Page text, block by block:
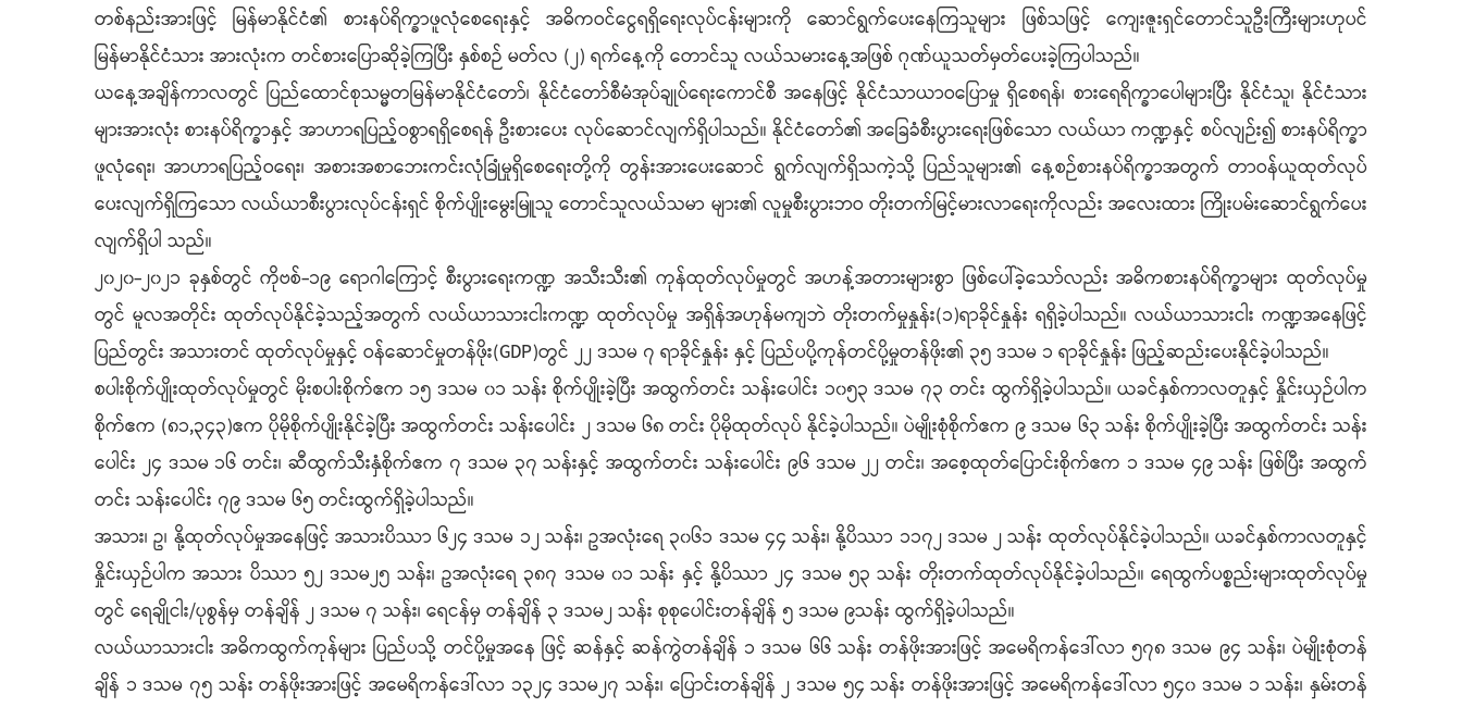
တစ်နည်းအားဖြင့် မြန်မာနိုင်ငံ၏ စားနပ်ရိက္ခာဖူလုံစေရေးနှင့် အဓိကဝင်ငွေရရှိရေးလုပ်ငန်းများကို ဆောင်ရွက်ပေးနေကြသူများ ဖြစ်သဖြင့် ကျေးဇူးရှင်တောင်သူဦးကြီးများဟုပင်
မြန်မာနိုင်ငံသား အားလုံးက တင်စားပြောဆိုခဲ့ကြပြီး နှစ်စဉ် မတ်လ (၂) ရက်နေ့ကို တောင်သူ လယ်သမားနေ့အဖြစ် ဂုဏ်ယူသတ်မှတ်ပေးခဲ့ကြပါသည်။
ယနေ့အချိန်ကာလတွင် ပြည်ထောင်စုသမ္မတမြန်မာနိုင်ငံတော်၊ နိုင်ငံတော်စီမံအုပ်ချုပ်ရေးကောင်စီ အနေဖြင့် နိုင်ငံသာယာဝပြောမှု ရှိစေရန်၊ စားရေရိက္ခာပေါများပြီး နိုင်ငံသူ၊ နိုင်ငံသား
များအားလုံး စားနပ်ရိက္ခာနှင့် အာဟာရပြည့်ဝစွာရရှိစေရန် ဦးစားပေး လုပ်ဆောင်လျက်ရှိပါသည်။ နိုင်ငံတော်၏ အခြေခံစီးပွားရေးဖြစ်သော လယ်ယာ ကဏ္ဍနှင့် စပ်လျဉ်း၍ စားနပ်ရိက္ခာ
ဖူလုံရေး၊ အာဟာရပြည့်ဝရေး၊ အစားအစာဘေးကင်းလုံခြုံမှုရှိစေရေးတို့ကို တွန်းအားပေးဆောင် ရွက်လျက်ရှိသကဲ့သို့ ပြည်သူများ၏ နေ့စဉ်စားနပ်ရိက္ခာအတွက် တာဝန်ယူထုတ်လုပ်
ပေးလျက်ရှိကြသော လယ်ယာစီးပွားလုပ်ငန်းရှင် စိုက်ပျိုးမွေးမြူသူ တောင်သူလယ်သမာ များ၏ လူမှုစီးပွားဘဝ တိုးတက်မြင့်မားလာရေးကိုလည်း အလေးထား ကြိုးပမ်းဆောင်ရွက်ပေး
လျက်ရှိပါ သည်။
၂၀၂၀-၂၀၂၁ ခုနှစ်တွင် ကိုဗစ်-၁၉ ရောဂါကြောင့် စီးပွားရေးကဏ္ဍ အသီးသီး၏ ကုန်ထုတ်လုပ်မှုတွင် အဟန့်အတားများစွာ ဖြစ်ပေါ်ခဲ့သော်လည်း အဓိကစားနပ်ရိက္ခာများ ထုတ်လုပ်မှု
တွင် မူလအတိုင်း ထုတ်လုပ်နိုင်ခဲ့သည့်အတွက် လယ်ယာသားငါးကဏ္ဍ ထုတ်လုပ်မှု အရှိန်အဟုန်မကျဘဲ တိုးတက်မှုနှုန်း(၁)ရာခိုင်နှုန်း ရရှိခဲ့ပါသည်။ လယ်ယာသားငါး ကဏ္ဍအနေဖြင့်
ပြည်တွင်း အသားတင် ထုတ်လုပ်မှုနှင့် ဝန်ဆောင်မှုတန်ဖိုး(GDP)တွင် ၂၂ ဒသမ ၇ ရာခိုင်နှုန်း နှင့် ပြည်ပပို့ကုန်တင်ပို့မှုတန်ဖိုး၏ ၃၅ ဒသမ ၁ ရာခိုင်နှုန်း ဖြည့်ဆည်းပေးနိုင်ခဲ့ပါသည်။
စပါးစိုက်ပျိုးထုတ်လုပ်မှုတွင် မိုးစပါးစိုက်ဧက ၁၅ ဒသမ ၀၁ သန်း စိုက်ပျိုးခဲ့ပြီး အထွက်တင်း သန်းပေါင်း ၁၀၅၃ ဒသမ ၇၃ တင်း ထွက်ရှိခဲ့ပါသည်။ ယခင်နှစ်ကာလတူနှင့် နှိုင်းယှဉ်ပါက
စိုက်ဧက (၈၁,၃၄၃)ဧက ပိုမိုစိုက်ပျိုးနိုင်ခဲ့ပြီး အထွက်တင်း သန်းပေါင်း ၂ ဒသမ ၆၈ တင်း ပိုမိုထုတ်လုပ် နိုင်ခဲ့ပါသည်။ ပဲမျိုးစုံစိုက်ဧက ၉ ဒသမ ၆၃ သန်း စိုက်ပျိုးခဲ့ပြီး အထွက်တင်း သန်း
ပေါင်း ၂၄ ဒသမ ၁၆ တင်း၊ ဆီထွက်သီးနှံစိုက်ဧက ၇ ဒသမ ၃၇ သန်းနှင့် အထွက်တင်း သန်းပေါင်း ၉၆ ဒသမ ၂၂ တင်း၊ အစေ့ထုတ်ပြောင်းစိုက်ဧက ၁ ဒသမ ၄၉ သန်း ဖြစ်ပြီး အထွက်
တင်း သန်းပေါင်း ၇၉ ဒသမ ၆၅ တင်းထွက်ရှိခဲ့ပါသည်။
အသား၊ ဥ၊ နို့ထုတ်လုပ်မှုအနေဖြင့် အသားပိဿာ ၆၂၄ ဒသမ ၁၂ သန်း၊ ဥအလုံးရေ ၃၀၆၁ ဒသမ ၄၄ သန်း၊ နို့ပိဿာ ၁၁၇၂ ဒသမ ၂ သန်း ထုတ်လုပ်နိုင်ခဲ့ပါသည်။ ယခင်နှစ်ကာလတူနှင့်
နှိုင်းယှဉ်ပါက အသား ပိဿာ ၅၂ ဒသမ၂၅ သန်း၊ ဥအလုံးရေ ၃၈၇ ဒသမ ၀၁ သန်း နှင့် နို့ပိဿာ ၂၄ ဒသမ ၅၃ သန်း တိုးတက်ထုတ်လုပ်နိုင်ခဲ့ပါသည်။ ရေထွက်ပစ္စည်းများထုတ်လုပ်မှု
တွင် ရေချိုငါး/ပုစွန်မှ တန်ချိန် ၂ ဒသမ ၇ သန်း၊ ရေငန်မှ တန်ချိန် ၃ ဒသမ၂ သန်း စုစုပေါင်းတန်ချိန် ၅ ဒသမ ၉သန်း ထွက်ရှိခဲ့ပါသည်။
လယ်ယာသားငါး အဓိကထွက်ကုန်များ ပြည်ပသို့ တင်ပို့မှုအနေ ဖြင့် ဆန်နှင့် ဆန်ကွဲတန်ချိန် ၁ ဒသမ ၆၆ သန်း တန်ဖိုးအားဖြင့် အမေရိကန်ဒေါ်လာ ၅၇၈ ဒသမ ၉၄ သန်း၊ ပဲမျိုးစုံတန်
ချိန် ၁ ဒသမ ၇၅ သန်း တန်ဖိုးအားဖြင့် အမေရိကန်ဒေါ်လာ ၁၃၂၄ ဒသမ၂၇ သန်း၊ ပြောင်းတန်ချိန် ၂ ဒသမ ၅၄ သန်း တန်ဖိုးအားဖြင့် အမေရိကန်ဒေါ်လာ ၅၄၀ ဒသမ ၁ သန်း၊ နှမ်းတန်